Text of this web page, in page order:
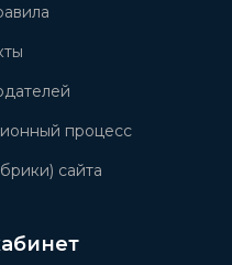
процесс
сайта